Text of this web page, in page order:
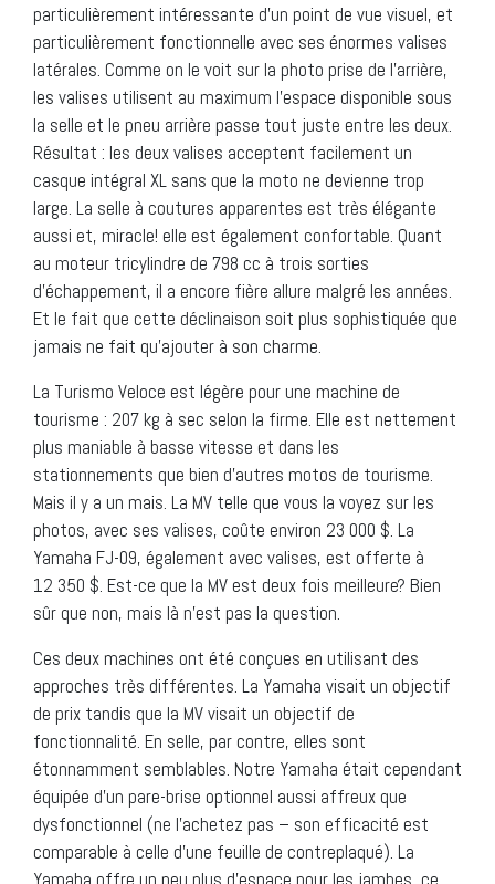
particulièrement intéressante d’un point de vue visuel, et
particulièrement fonctionnelle avec ses énormes valises
latérales. Comme on le voit sur la photo prise de l’arrière,
les valises utilisent au maximum l’espace disponible sous
la selle et le pneu arrière passe tout juste entre les deux.
Résultat : les deux valises acceptent facilement un
casque intégral XL sans que la moto ne devienne trop
large. La selle à coutures apparentes est très élégante
aussi et, miracle! elle est également confortable. Quant
au moteur tricylindre de 798 cc à trois sorties
d’échappement, il a encore fière allure malgré les années.
Et le fait que cette déclinaison soit plus sophistiquée que
jamais ne fait qu’ajouter à son charme.
La Turismo Veloce est légère pour une machine de
tourisme : 207 kg à sec selon la firme. Elle est nettement
plus maniable à basse vitesse et dans les
stationnements que bien d’autres motos de tourisme.
Mais il y a un mais. La MV telle que vous la voyez sur les
photos, avec ses valises, coûte environ 23 000 $. La
Yamaha FJ-09, également avec valises, est offerte à
12 350 $. Est-ce que la MV est deux fois meilleure? Bien
sûr que non, mais là n’est pas la question.
Ces deux machines ont été conçues en utilisant des
approches très différentes. La Yamaha visait un objectif
de prix tandis que la MV visait un objectif de
fonctionnalité. En selle, par contre, elles sont
étonnamment semblables. Notre Yamaha était cependant
équipée d’un pare-brise optionnel aussi affreux que
dysfonctionnel (ne l’achetez pas – son efficacité est
comparable à celle d’une feuille de contreplaqué). La
Yamaha offre un peu plus d’espace pour les jambes, ce